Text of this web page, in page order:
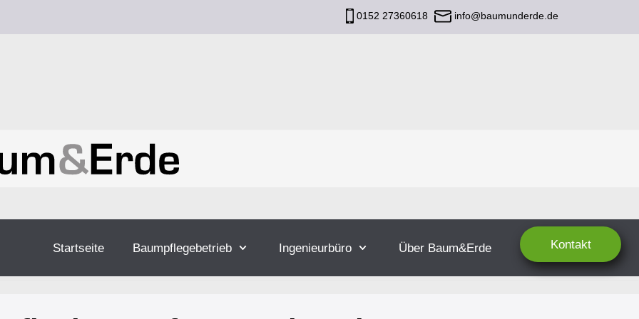
0152 27360618 info@baumunderde.de
Startseite Baumpflegebetrieb Ingenieurbüro Über Baum&Erde Kontakt